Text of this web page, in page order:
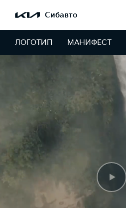
Сибавто
ЛОГОТИП МАНИФЕСТ